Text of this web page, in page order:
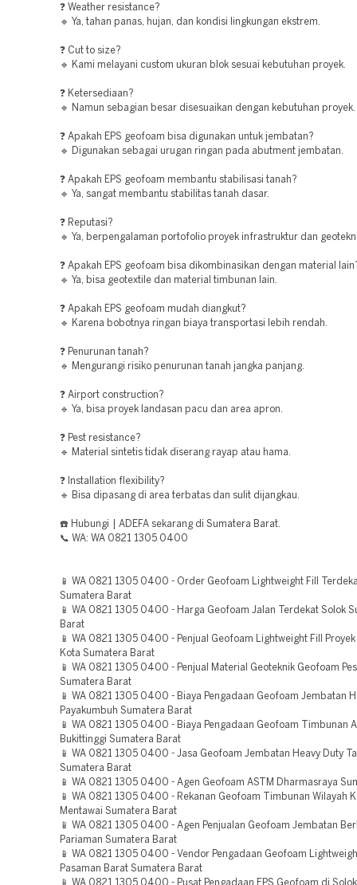
❓ Weather resistance?
🔹 Ya, tahan panas, hujan, dan kondisi lingkungan ekstrem.
❓ Cut to size?
🔹 Kami melayani custom ukuran blok sesuai kebutuhan proyek.
❓ Ketersediaan?
🔹 Namun sebagian besar disesuaikan dengan kebutuhan proyek.
❓ Apakah EPS geofoam bisa digunakan untuk jembatan?
🔹 Digunakan sebagai urugan ringan pada abutment jembatan.
❓ Apakah EPS geofoam membantu stabilisasi tanah?
🔹 Ya, sangat membantu stabilitas tanah dasar.
❓ Reputasi?
🔹 Ya, berpengalaman portofolio proyek infrastruktur dan
❓ Apakah EPS geofoam bisa dikombinasikan dengan material
🔹 Ya, bisa geotextile dan material timbunan lain.
❓ Apakah EPS geofoam mudah diangkut?
🔹 Karena bobotnya ringan biaya transportasi lebih rendah.
❓ Penurunan tanah?
🔹 Mengurangi risiko penurunan tanah jangka panjang.
❓ Airport construction?
🔹 Ya, bisa proyek landasan pacu dan area apron.
❓ Pest resistance?
🔹 Material sintetis tidak diserang rayap atau hama.
❓ Installation flexibility?
🔹 Bisa dipasang di area terbatas dan sulit dijangkau.
☎️ Hubungi | ADEFA sekarang di Sumatera Barat.
📞 WA: WA 0821 1305 0400
📱 WA 0821 1305 0400 - Order Geofoam Lightweight Fill
Sumatera Barat
📱 WA 0821 1305 0400 - Harga Geofoam Jalan Terdekat Solok
Barat
📱 WA 0821 1305 0400 - Penjual Geofoam Lightweight Fill Proyek
Kota Sumatera Barat
📱 WA 0821 1305 0400 - Penjual Material Geoteknik Geofoam
Sumatera Barat
📱 WA 0821 1305 0400 - Biaya Pengadaan Geofoam Jembatan
Payakumbuh Sumatera Barat
📱 WA 0821 1305 0400 - Biaya Pengadaan Geofoam Timbunan
Bukittinggi Sumatera Barat
📱 WA 0821 1305 0400 - Jasa Geofoam Jembatan Heavy Duty
Sumatera Barat
📱 WA 0821 1305 0400 - Agen Geofoam ASTM Dharmasraya
📱 WA 0821 1305 0400 - Rekanan Geofoam Timbunan Wilayah
Mentawai Sumatera Barat
📱 WA 0821 1305 0400 - Agen Penjualan Geofoam Jembatan
Pariaman Sumatera Barat
📱 WA 0821 1305 0400 - Vendor Pengadaan Geofoam
Pasaman Barat Sumatera Barat
📱 WA 0821 1305 0400 - Pusat Pengadaan EPS Geofoam di